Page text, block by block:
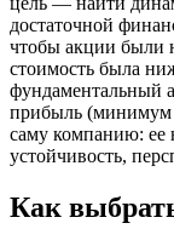
достаточной
чтобы акции были
стоимость была
фундаментальный
прибыль (минимум
саму компанию: ее
устойчивость,
Как